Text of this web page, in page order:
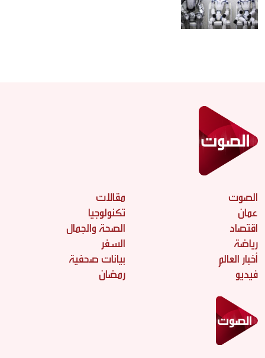
الصوت
عمان
اقتصاد
رياضة
أخبار العالم
فيديو
مقالات
تكنولوجيا
الصحة والجمال
السفر
بيانات صحفية
رمضان